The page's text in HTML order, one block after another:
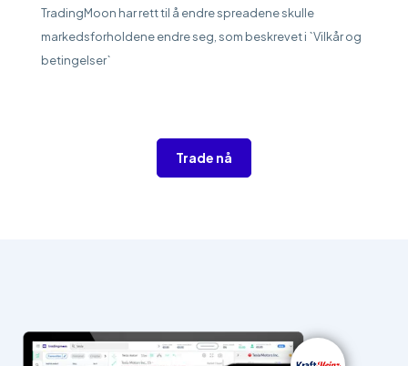
TradingMoon har rett til å endre spreadene skulle
markedsforholdene endre seg, som beskrevet i `Vilkår og
betingelser`
Trade nå